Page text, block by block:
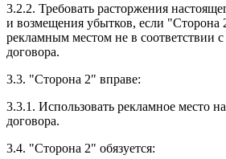
3.2.2. Требовать расторжения
и возмещения убытков, если "Сторона
рекламным местом не в соответствии
договора.
3.3. "Сторона 2" вправе:
3.3.1. Использовать рекламное место
договора.
3.4. "Сторона 2" обязуется: